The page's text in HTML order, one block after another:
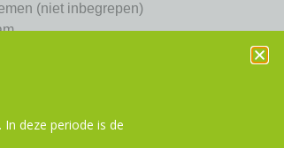
(niet inbegrepen)
deze periode is de